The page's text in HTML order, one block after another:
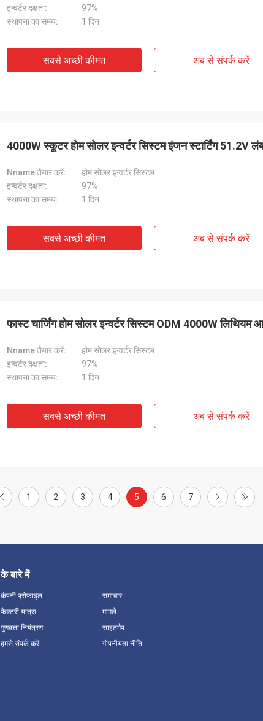
इन्वर्टर दक्षता:
97%
स्थापना का समय:
1 दिन
सबसे अच्छी कीमत अब से संपर्क करें
4000W स्कूटर होम सोलर इन्वर्टर सिस्टम इंजन स्टार्टिंग 51.2V
Nname तैयार करें:
होम सोलर इन्वर्टर सिस्टम
इन्वर्टर दक्षता:
97%
स्थापना का समय:
1 दिन
सबसे अच्छी कीमत अब से संपर्क करें
फास्ट चार्जिंग होम सोलर इन्वर्टर सिस्टम ODM 4000W
Nname तैयार करें:
होम सोलर इन्वर्टर सिस्टम
इन्वर्टर दक्षता:
97%
स्थापना का समय:
1 दिन
सबसे अच्छी कीमत अब से संपर्क करें
1 2 3 4 5 6 7
के बारे में
कंपनी प्रोफ़ाइल
फैक्टरी यात्रा
गुणवत्ता नियंत्रण
हमसे संपर्क करें
समाचार
मामले
साइटमैप
गोपनीयता नीति